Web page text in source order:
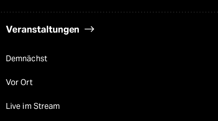
Veranstaltungen
Demnächst
Vor Ort
Live im Stream